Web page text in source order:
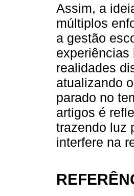
Assim, a
múltiplos
a gestão
experiências
realidades
atualizando
parado no
artigos é
trazendo luz
interfere na